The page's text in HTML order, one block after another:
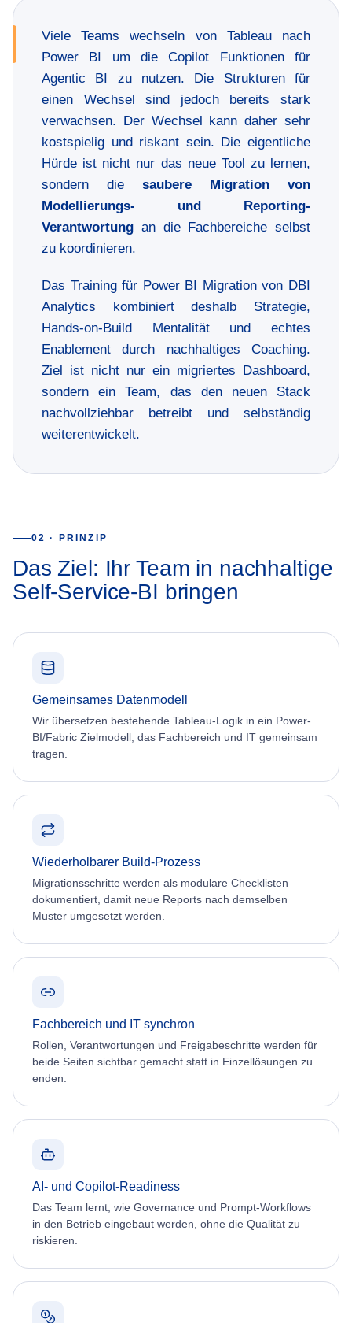
Viele Teams wechseln von Tableau nach
Power BI um die Copilot Funktionen für
Agentic BI zu nutzen. Die Strukturen für
einen Wechsel sind jedoch bereits stark
verwachsen. Der Wechsel kann daher sehr
kostspielig und riskant sein. Die eigentliche
Hürde ist nicht nur das neue Tool zu lernen,
sondern die saubere Migration von
Modellierungs- und Reporting-
Verantwortung an die Fachbereiche selbst
zu koordinieren.
Das Training für Power BI Migration von DBI
Analytics kombiniert deshalb Strategie,
Hands-on-Build Mentalität und echtes
Enablement durch nachhaltiges Coaching.
Ziel ist nicht nur ein migriertes Dashboard,
sondern ein Team, das den neuen Stack
nachvollziehbar betreibt und selbständig
weiterentwickelt.
02 · PRINZIP
Das Ziel: Ihr Team in nachhaltige
Self-Service-BI bringen
Gemeinsames Datenmodell
Wir übersetzen bestehende Tableau-Logik in ein Power-
BI/Fabric Zielmodell, das Fachbereich und IT gemeinsam
tragen.
Wiederholbarer Build-Prozess
Migrationsschritte werden als modulare Checklisten
dokumentiert, damit neue Reports nach demselben
Muster umgesetzt werden.
Fachbereich und IT synchron
Rollen, Verantwortungen und Freigabeschritte werden für
beide Seiten sichtbar gemacht statt in Einzellösungen zu
enden.
AI- und Copilot-Readiness
Das Team lernt, wie Governance und Prompt-Workflows
in den Betrieb eingebaut werden, ohne die Qualität zu
riskieren.